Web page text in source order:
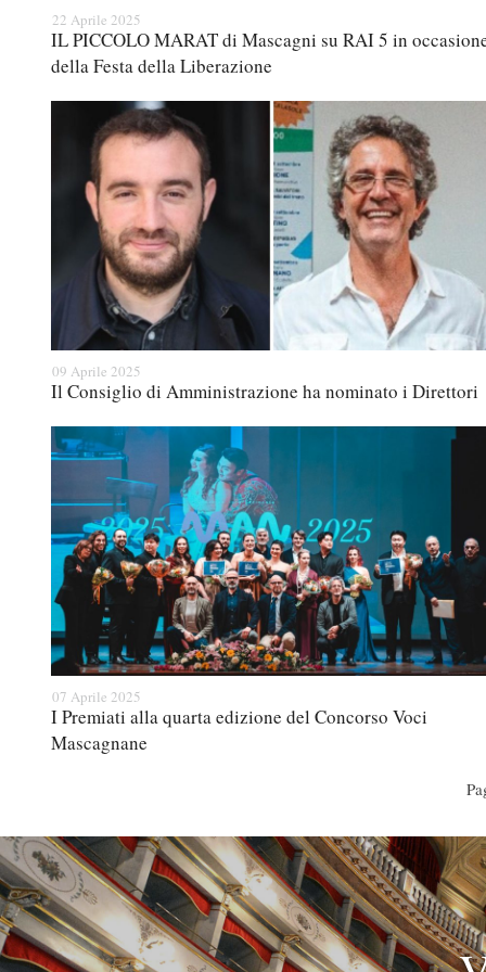
22 Aprile 2025
IL PICCOLO MARAT di Mascagni su RAI 5 in
della Festa della Liberazione
09 Aprile 2025
Il Consiglio di Amministrazione ha nominato i Direttori
07 Aprile 2025
I Premiati alla quarta edizione del Concorso Voci
Mascagnane